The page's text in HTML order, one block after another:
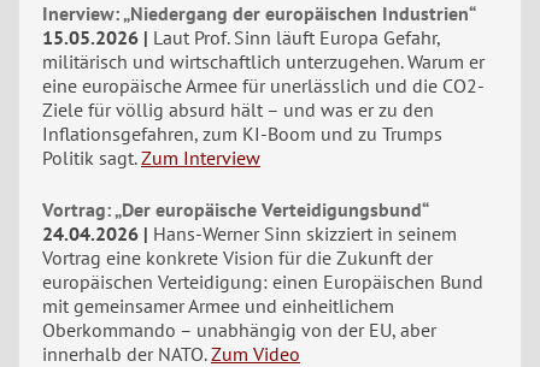
Inerview: „Niedergang der europäischen Industrien“
15.05.2026
Laut Prof. Sinn läuft Europa Gefahr,
militärisch und wirtschaftlich unterzugehen. Warum er
eine europäische Armee für unerlässlich und die CO2-
Ziele für völlig absurd hält – und was er zu den
Inflationsgefahren, zum KI-Boom und zu Trumps
Politik sagt. Zum Interview
Vortrag: „Der europäische Verteidigungsbund“
24.04.2026
Hans-Werner Sinn skizziert in seinem
Vortrag eine konkrete Vision für die Zukunft der
europäischen Verteidigung: einen Europäischen Bund
mit gemeinsamer Armee und einheitlichem
Oberkommando – unabhängig von der EU, aber
innerhalb der NATO. Zum Video